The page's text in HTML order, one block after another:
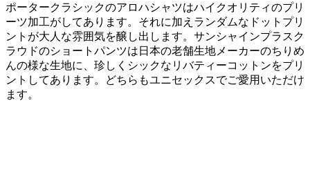
ポータークラシックのアロハシャツはハイクオリティのプリ
ーツ加工がしてあります。それに加えランダムなドットプリ
ントが大人な雰囲気を醸し出します。サンシャインプラスク
ラウドのショートパンツは日本の老舗生地メーカーのちりめ
んの様な生地に、珍しくシックなリバティーコットンをプリ
ントしてあります。どちらもユニセックスでご愛用いただけ
ます。